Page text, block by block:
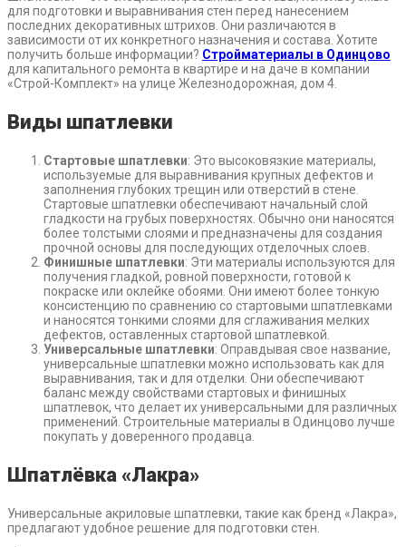
для подготовки и выравнивания стен перед нанесением
последних декоративных штрихов. Они различаются в
зависимости от их конкретного назначения и состава. Хотите
получить больше информации? Стройматериалы в Одинцово
для капитального ремонта в квартире и на даче в компании
«Строй-Комплект» на улице Железнодорожная, дом 4.
Виды шпатлевки
Стартовые шпатлевки: Это высоковязкие материалы,
используемые для выравнивания крупных дефектов и
заполнения глубоких трещин или отверстий в стене.
Стартовые шпатлевки обеспечивают начальный слой
гладкости на грубых поверхностях. Обычно они наносятся
более толстыми слоями и предназначены для создания
прочной основы для последующих отделочных слоев.
Финишные шпатлевки: Эти материалы используются для
получения гладкой, ровной поверхности, готовой к
покраске или оклейке обоями. Они имеют более тонкую
консистенцию по сравнению со стартовыми шпатлевками
и наносятся тонкими слоями для сглаживания мелких
дефектов, оставленных стартовой шпатлевкой.
Универсальные шпатлевки: Оправдывая свое название,
универсальные шпатлевки можно использовать как для
выравнивания, так и для отделки. Они обеспечивают
баланс между свойствами стартовых и финишных
шпатлевок, что делает их универсальными для различных
применений. Строительные материалы в Одинцово лучше
покупать у доверенного продавца.
Шпатлёвка «Лакра»
Универсальные акриловые шпатлевки, такие как бренд «Лакра»,
предлагают удобное решение для подготовки стен.